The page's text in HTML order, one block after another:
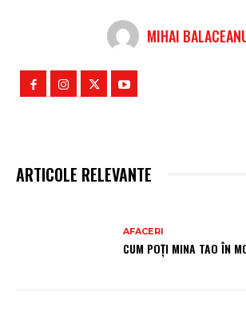
MIHAI
ARTICOLE RELEVANTE
AFACERI
CUM POȚI MINA TAO ÎN